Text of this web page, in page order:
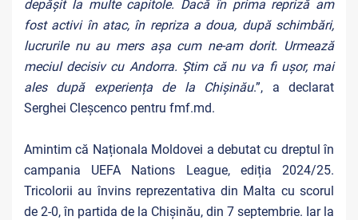
depășit la multe capitole. Dacă în prima repriză am
fost activi în atac, în repriza a doua, după schimbări,
lucrurile nu au mers așa cum ne-am dorit. Urmează
meciul decisiv cu Andorra. Știm că nu va fi ușor, mai
ales după experiența de la Chișinău.”, a declarat
Serghei Cleșcenco pentru fmf.md.
Amintim că Naționala Moldovei a debutat cu dreptul în
campania UEFA Nations League, ediția 2024/25.
Tricolorii au învins reprezentativa din Malta cu scorul
de 2-0, în partida de la Chișinău, din 7 septembrie. Iar la